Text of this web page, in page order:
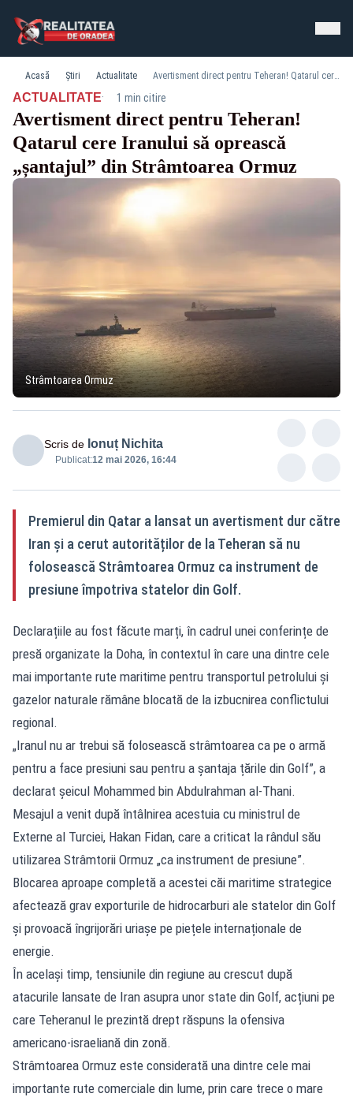
Acasă Știri Actualitate Avertisment direct pentru Teheran! Qatarul cere Iranului să oprească „șantajul” din Strâmtoarea Ormuz
ACTUALITATE· 1 min citire
Avertisment direct pentru Teheran!
Qatarul cere Iranului să oprească
„șantajul” din Strâmtoarea Ormuz
Strâmtoarea Ormuz
Scris de Ionuț Nichita
Publicat:12 mai 2026, 16:44
Premierul din Qatar a lansat un avertisment dur către
Iran și a cerut autorităților de la Teheran să nu
folosească Strâmtoarea Ormuz ca instrument de
presiune împotriva statelor din Golf.
Declarațiile au fost făcute marți, în cadrul unei conferințe de
presă organizate la Doha, în contextul în care una dintre cele
mai importante rute maritime pentru transportul petrolului și
gazelor naturale rămâne blocată de la izbucnirea conflictului
regional.
„Iranul nu ar trebui să folosească strâmtoarea ca pe o armă
pentru a face presiuni sau pentru a șantaja țările din Golf”, a
declarat șeicul Mohammed bin Abdulrahman al-Thani.
Mesajul a venit după întâlnirea acestuia cu ministrul de
Externe al Turciei, Hakan Fidan, care a criticat la rândul său
utilizarea Strâmtorii Ormuz „ca instrument de presiune”.
Blocarea aproape completă a acestei căi maritime strategice
afectează grav exporturile de hidrocarburi ale statelor din Golf
și provoacă îngrijorări uriașe pe piețele internaționale de
energie.
În același timp, tensiunile din regiune au crescut după
atacurile lansate de Iran asupra unor state din Golf, acțiuni pe
care Teheranul le prezintă drept răspuns la ofensiva
americano-israeliană din zonă.
Strâmtoarea Ormuz este considerată una dintre cele mai
importante rute comerciale din lume, prin care trece o mare